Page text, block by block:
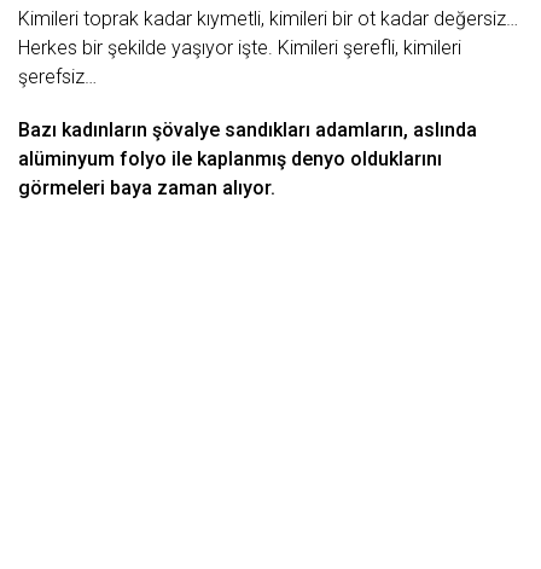
Kimileri toprak kadar kıymetli, kimileri bir ot kadar değersiz…
Herkes bir şekilde yaşıyor işte. Kimileri şerefli, kimileri
şerefsiz…
Bazı kadınların şövalye sandıkları adamların, aslında
alüminyum folyo ile kaplanmış denyo olduklarını
görmeleri baya zaman alıyor.